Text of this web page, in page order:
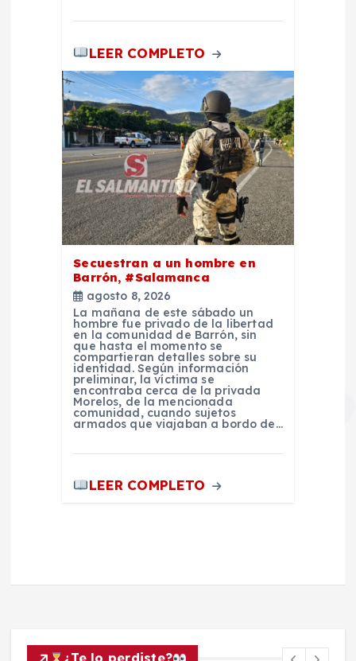
LEER COMPLETO
Secuestran a un hombre en
Barrón, #Salamanca
agosto 8, 2026
La mañana de este sábado un
hombre fue privado de la libertad
en la comunidad de Barrón, sin
que hasta el momento se
compartieran detalles sobre su
identidad. Según información
preliminar, la víctima se
encontraba cerca de la privada
Morelos, de la mencionada
comunidad, cuando sujetos
armados que viajaban a bordo de…
LEER COMPLETO